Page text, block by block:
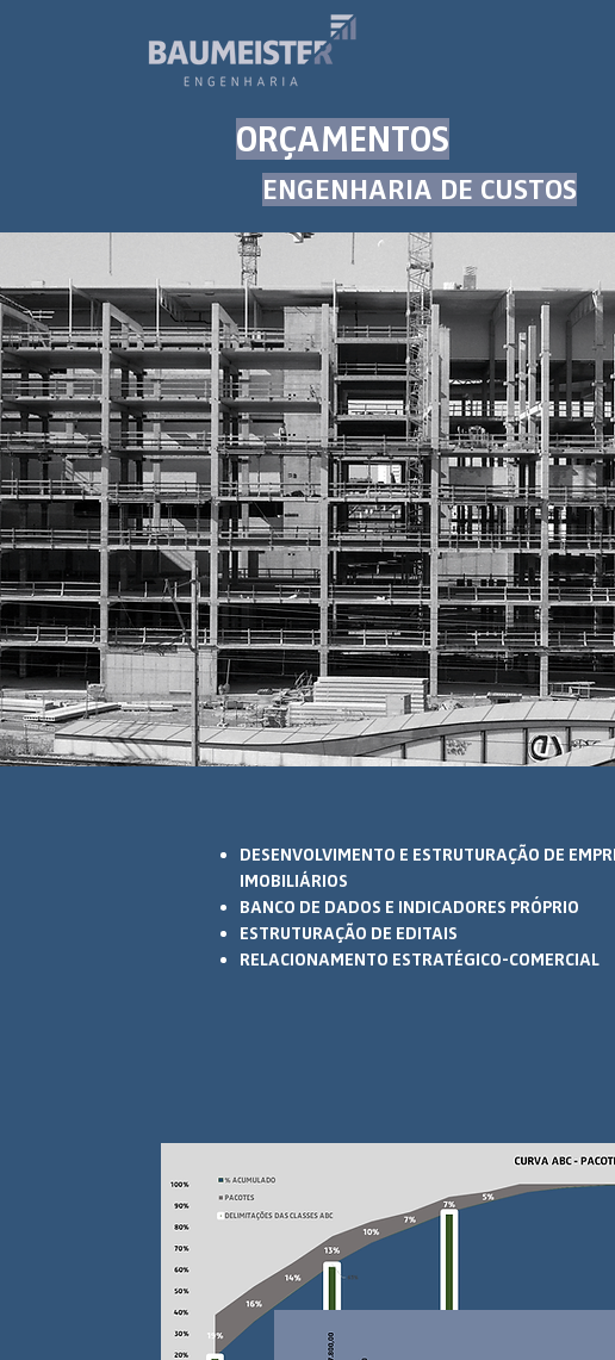
ORÇAMENTOS
ENGENHARIA DE CUSTOS
DESENVOLVIMENTO E ESTRUTURAÇÃO DE
IMOBILIÁRIOS
BANCO DE DADOS E INDICADORES PRÓPRIO
ESTRUTURAÇÃO DE EDITAIS
RELACIONAMENTO ESTRATÉGICO-COMERCIAL